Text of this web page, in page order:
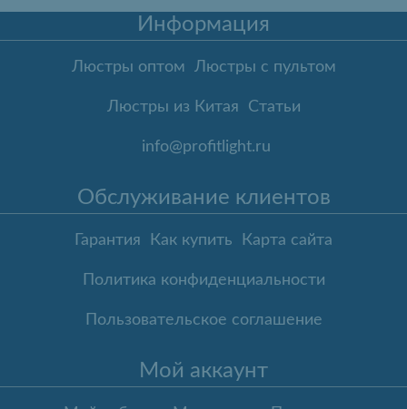
Информация
Люстры оптом Люстры с пультом
Люстры из Китая Статьи
info@profitlight.ru
Обслуживание клиентов
Гарантия Как купить Карта сайта
Политика конфиденциальности
Пользовательское соглашение
Мой аккаунт